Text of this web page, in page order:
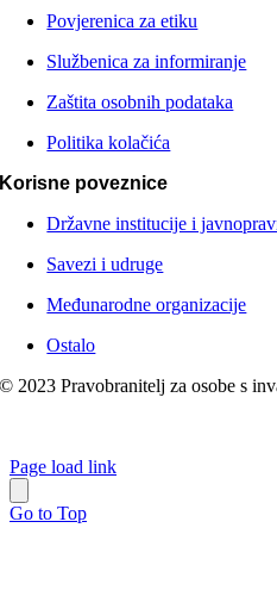
Povjerenica za etiku
Službenica za informiranje
Zaštita osobnih podataka
Politika kolačića
Korisne poveznice
Državne institucije i
Savezi i udruge
Međunarodne organizacije
Ostalo
© 2023 Pravobranitelj za osobe s
Page load link
Go to Top